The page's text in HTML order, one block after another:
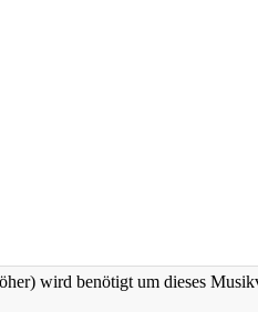
wird benötigt um dieses